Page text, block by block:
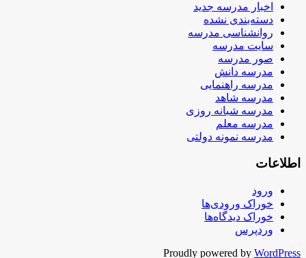
اخبار مدرسه جدید
دسته‌بندی نشده
روانشناسی مدرسه
سایت مدرسه
صور مدرسه
مدرسه دانش
مدرسه راهنمایی
مدرسه شاهد
مدرسه شبانه روزی
مدرسه معلم
مدرسه نمونه دولتی
اطلاعات
ورود
خوراک ورودی‌ها
خوراک دیدگاه‌ها
وردپرس
Proudly powered by WordPress